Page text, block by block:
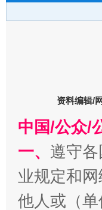
东山县通报“牛蛙
千年窑
资料编辑/
中国/公众/
一、 遵守
业规定和
他人或（